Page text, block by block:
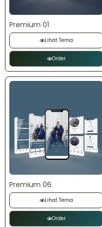
Premium 01
Lihat Tema
Order
Premium 06
Lihat Tema
Order